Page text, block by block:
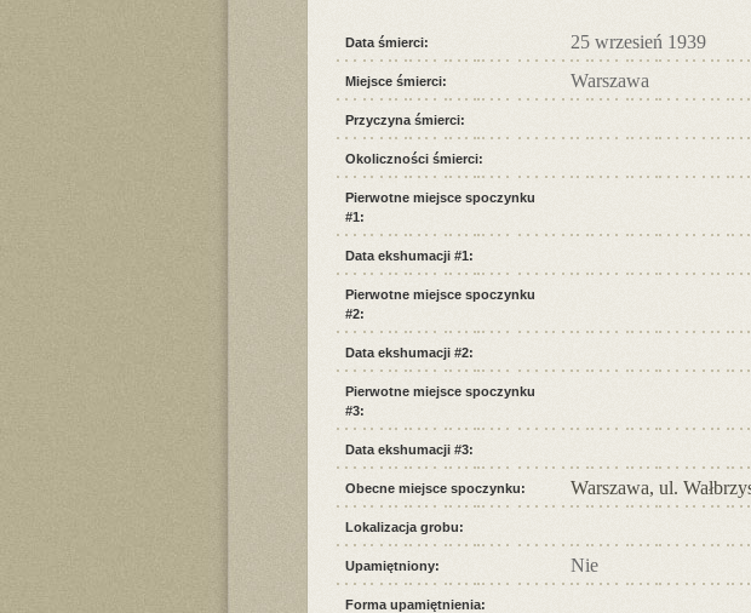
Data śmierci: 25 wrzesień 1939
Miejsce śmierci: Warszawa
Przyczyna śmierci:
Okoliczności śmierci:
Pierwotne miejsce spoczynku
#1:
Data ekshumacji #1:
Pierwotne miejsce spoczynku
#2:
Data ekshumacji #2:
Pierwotne miejsce spoczynku
#3:
Data ekshumacji #3:
Obecne miejsce spoczynku: Warszawa, ul.
Lokalizacja grobu:
Upamiętniony: Nie
Forma upamiętnienia: